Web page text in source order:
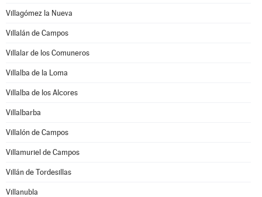
Villagómez la Nueva
Villalán de Campos
Villalar de los Comuneros
Villalba de la Loma
Villalba de los Alcores
Villalbarba
Villalón de Campos
Villamuriel de Campos
Villán de Tordesillas
Villanubla